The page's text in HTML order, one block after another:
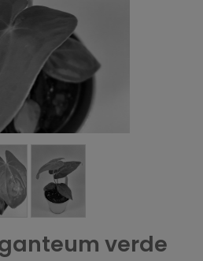
verde